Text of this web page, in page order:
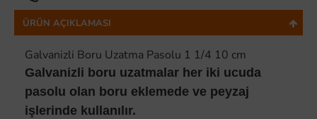
ÜRÜN AÇIKLAMASI
Galvanizli Boru Uzatma Pasolu 1 1/4 10 cm
Galvanizli boru uzatmalar her iki ucuda
pasolu olan boru eklemede ve peyzaj
işlerinde kullanılır.